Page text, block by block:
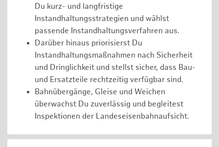
Du kurz- und langfristige
Instandhaltungsstrategien und wählst
passende Instandhaltungsverfahren aus.
Darüber hinaus priorisierst Du
Instandhaltungsmaßnahmen nach Sicherheit
und Dringlichkeit und stellst sicher, dass Bau-
und Ersatzteile rechtzeitig verfügbar sind.
Bahnübergänge, Gleise und Weichen
überwachst Du zuverlässig und begleitest
Inspektionen der Landeseisenbahnaufsicht.